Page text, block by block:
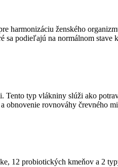
harmonizáciu ženského
sa podieľajú na normálnom stave
typ vlákniny slúži ako
obnovenie rovnováhy črevného
12 probiotických kmeňov a 2